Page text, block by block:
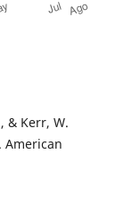
& Kerr, W.
American